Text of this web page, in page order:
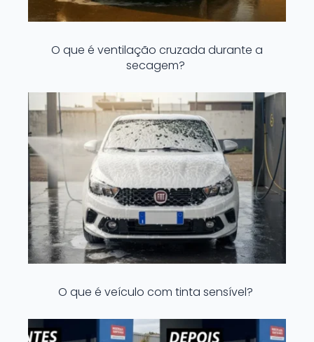
O que é ventilação cruzada durante a
secagem?
O que é veículo com tinta sensível?